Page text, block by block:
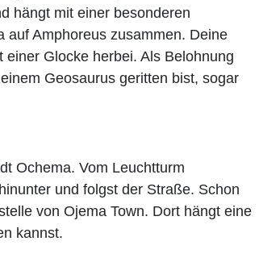
hängt mit einer besonderen
auf Amphoreus zusammen. Deine
Glocke herbei. Als Belohnung
Geosaurus geritten bist, sogar
Ochema. Vom Leuchtturm
und folgst der Straße. Schon
von Ojema Town. Dort hängt eine
kannst.